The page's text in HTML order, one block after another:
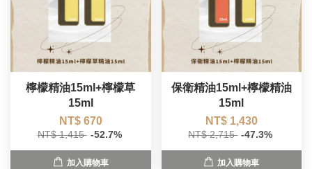
檸檬精油15ml+檸檬草
15ml
NT$ 670
NT$ 1,415 -52.7%
加入購物車
保衛精油15ml+檸檬精油
15ml
NT$ 1,430
NT$ 2,715 -47.3%
加入購物車